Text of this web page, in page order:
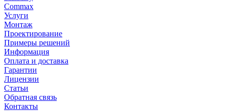
Commax
Услуги
Монтаж
Проектирование
Примеры решений
Информация
Оплата и доставка
Гарантии
Лицензии
Статьи
Обратная связь
Контакты